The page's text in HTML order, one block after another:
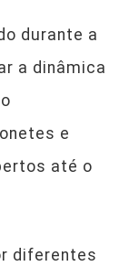
durante a
a dinâmica
e
até o
diferentes